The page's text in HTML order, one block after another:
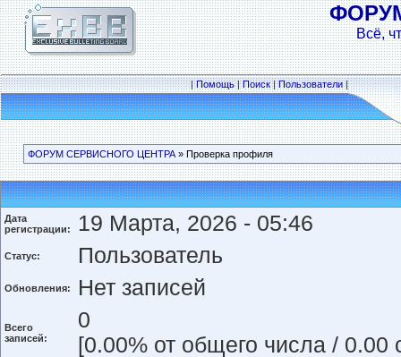
Всё,
|Помощь|Поиск|Пользователи|
ФОРУМ СЕРВИСНОГО ЦЕНТРА» Проверка профиля
Дата
регистрации:
19 Марта, 2026 - 05:46
Статус: Пользователь
Обновления: Нет записей
Всего
записей:
0
[0.00% от общего числа /